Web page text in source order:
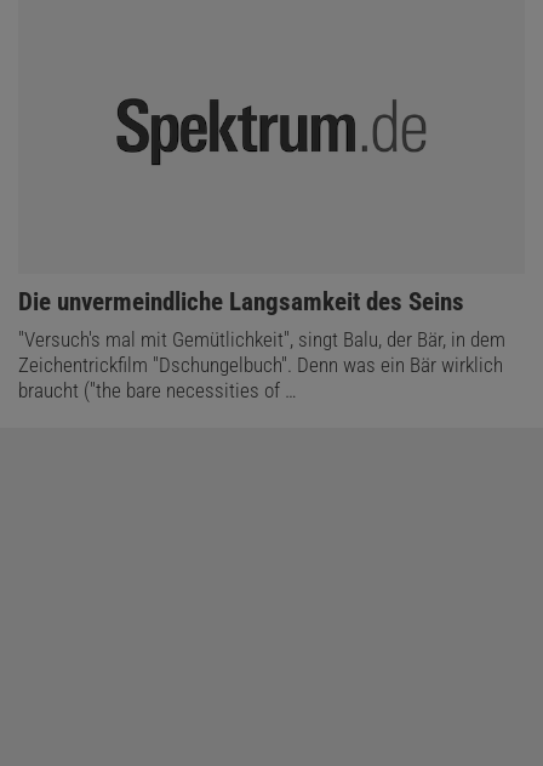
:
Die unvermeindliche Langsamkeit des Seins
"Versuch's mal mit Gemütlichkeit", singt Balu, der Bär, in dem
Zeichentrickfilm "Dschungelbuch". Denn was ein Bär wirklich
braucht ("the bare necessities of …